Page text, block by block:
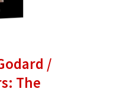
/
The